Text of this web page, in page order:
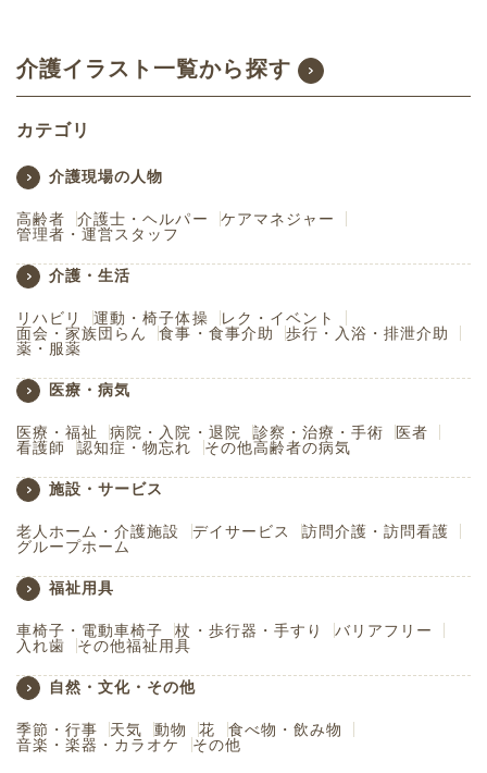
介護イラスト一覧から探す
カテゴリ
介護現場の人物
高齢者 介護士・ヘルパー
ケアマネジャー
管理者・運営スタッフ
介護・生活
リハビリ 運動・椅子体操
レク・イベント
面会・家族団らん
食事・食事介助
歩行・入浴・排泄介助
薬・服薬
医療・病気
医療・福祉 病院・入院・退院 診察・治療・手術
医者
看護師
認知症・物忘れ その他高齢者の病気
施設・サービス
老人ホーム・介護施設 デイサービス
訪問介護・訪問看護
グループホーム
福祉用具
車椅子・電動車椅子 杖・歩行器・手すり
バリアフリー
入れ歯
その他福祉用具
自然・文化・その他
季節・行事 天気 動物 花
食べ物・飲み物
音楽・楽器・カラオケ
その他